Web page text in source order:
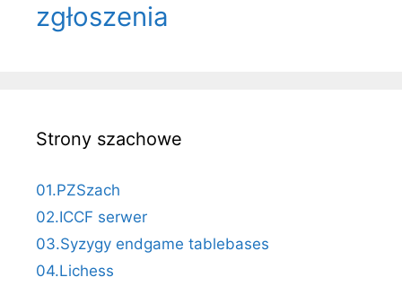
zgłoszenia
Strony szachowe
01.PZSzach
02.ICCF serwer
03.Syzygy endgame tablebases
04.Lichess